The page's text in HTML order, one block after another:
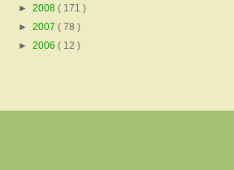
► 2008 ( 171 )
► 2007 ( 78 )
► 2006 ( 12 )